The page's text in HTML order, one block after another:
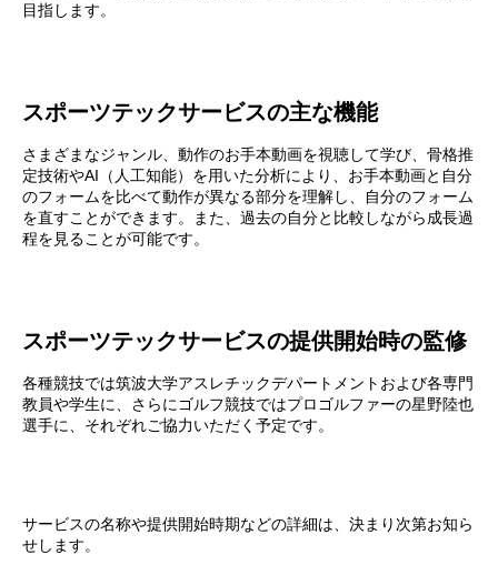
目指します。
スポーツテックサービスの主な機能
さまざまなジャンル、動作のお手本動画を視聴して学び、骨格推
定技術やAI（人工知能）を用いた分析により、お手本動画と自分
のフォームを比べて動作が異なる部分を理解し、自分のフォーム
を直すことができます。また、過去の自分と比較しながら成長過
程を見ることが可能です。
スポーツテックサービスの提供開始時の監修
各種競技では筑波大学アスレチックデパートメントおよび各専門
教員や学生に、さらにゴルフ競技ではプロゴルファーの星野陸也
選手に、それぞれご協力いただく予定です。
サービスの名称や提供開始時期などの詳細は、決まり次第お知ら
せします。